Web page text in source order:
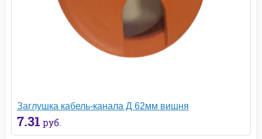
Заглушка кабель-канала Д 62мм вишня
7.31 руб.